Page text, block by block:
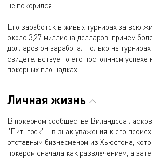
не покорился.
Его заработок в живых турнирах за всю
около 3,27 миллиона долларов, причем
долларов он заработал только на турнирах
свидетельствует о его постоянном успехе
покерных площадках.
Личная жизнь
В покерном сообществе Виландоса
"Пит-грек" - в знак уважения к его
отставным бизнесменом из Хьюстона,
покером сначала как развлечением, а